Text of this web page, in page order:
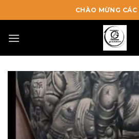
to
CHÀO MỪNG CÁC